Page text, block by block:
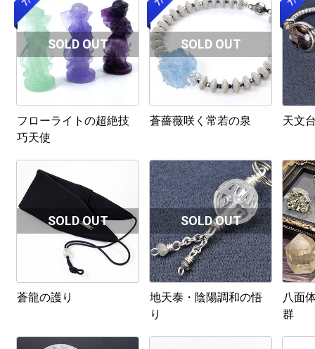
フローライトの超絶技
巧天使
蒼薔薇咲く常若の泉 天文
蒼龍の護り
地天泰・陰陽調和の悟
り
八面
群